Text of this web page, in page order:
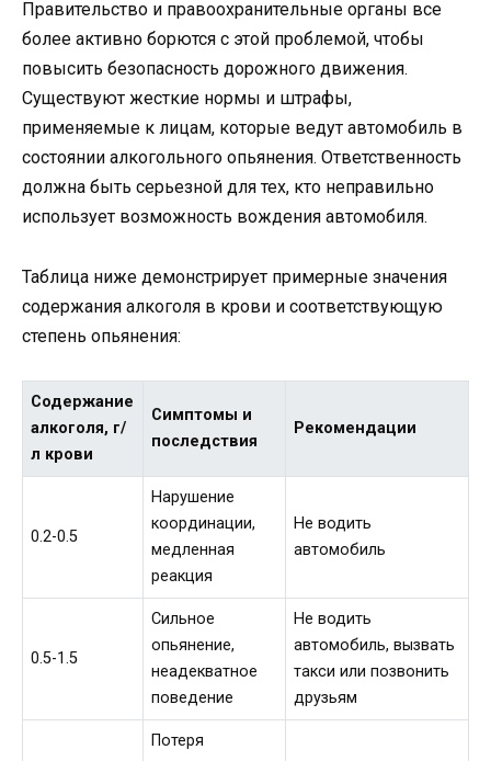
Правительство и правоохранительные органы все
более активно борются с этой проблемой, чтобы
повысить безопасность дорожного движения.
Существуют жесткие нормы и штрафы,
применяемые к лицам, которые ведут автомобиль в
состоянии алкогольного опьянения. Ответственность
должна быть серьезной для тех, кто неправильно
использует возможность вождения автомобиля.
Таблица ниже демонстрирует примерные значения
содержания алкоголя в крови и соответствующую
степень опьянения:
Содержание
алкоголя, г/
л крови
Симптомы и
последствия
Рекомендации
0.2-0.5
Нарушение
координации,
медленная
реакция
Не водить
автомобиль
0.5-1.5
Сильное
опьянение,
неадекватное
поведение
Не водить
автомобиль, вызвать
такси или позвонить
друзьям
Потеря